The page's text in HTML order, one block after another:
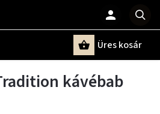
Üres kosár
kávébab